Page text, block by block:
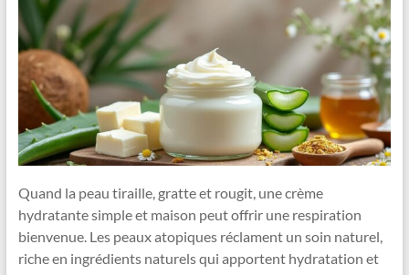
Quand la peau tiraille, gratte et rougit, une crème
hydratante simple et maison peut offrir une respiration
bienvenue. Les peaux atopiques réclament un soin naturel,
riche en ingrédients naturels qui apportent hydratation et